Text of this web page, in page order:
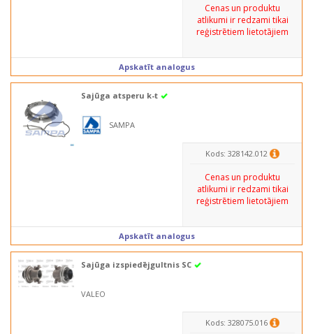
Cenas un produktu
atlikumi ir redzami tikai
reģistrētiem lietotājiem
Apskatīt analogus
Sajūga atsperu k-t
SAMPA
Kods: 328142.012
Cenas un produktu
atlikumi ir redzami tikai
reģistrētiem lietotājiem
Apskatīt analogus
Sajūga izspiedējgultnis SC
VALEO
Kods: 328075.016